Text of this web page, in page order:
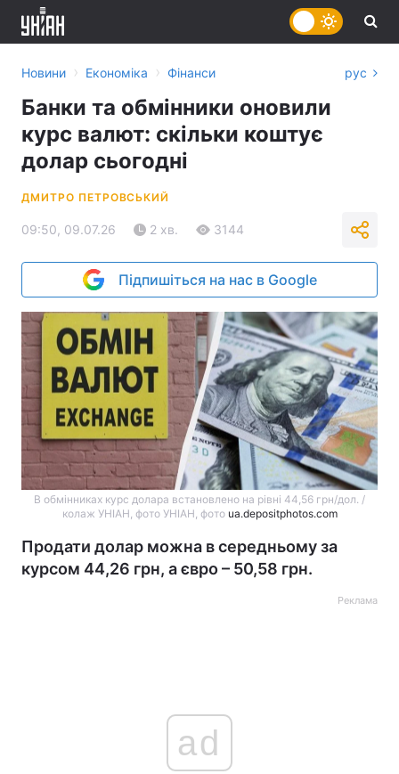
Новини › Економіка › Фінанси рус
Банки та обмінники оновили
курс валют: скільки коштує
долар сьогодні
ДМИТРО ПЕТРОВСЬКИЙ
09:50, 09.07.26 2 хв. 3144
Підпишіться на нас в Google
В обмінниках курс долара встановлено на рівні 44,56 грн/дол. /
колаж УНІАН, фото УНІАН, фото ua.depositphotos.com
Продати долар можна в середньому за
курсом 44,26 грн, а євро – 50,58 грн.
Реклама
ad